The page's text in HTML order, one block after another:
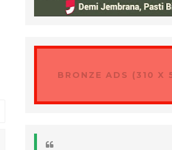
BRONZE ADS (310 X